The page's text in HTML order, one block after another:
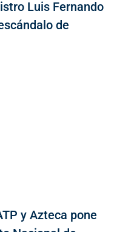
Luis Fernando
de
y Azteca pone